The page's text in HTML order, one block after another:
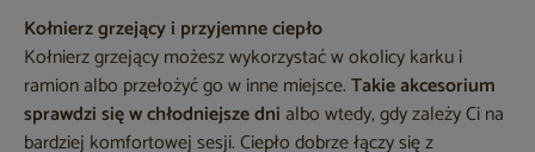
Kołnierz grzejący i przyjemne ciepło
Kołnierz grzejący możesz wykorzystać w okolicy karku i
ramion albo przełożyć go w inne miejsce.Takie akcesorium
sprawdzi się w chłodniejsze dni albo wtedy, gdy zależy Ci na
bardziej komfortowej sesji. Ciepło dobrze łączy się z